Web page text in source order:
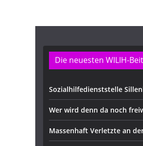
Die neuesten WILIH-
Sozialhilfedienststelle
Wer wird denn da noch
Massenhaft Verletzte an